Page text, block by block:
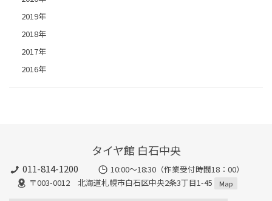
2019年
2018年
2017年
2016年
タイヤ館 白石中央
011-814-1200
10:00～18:30（作業受付時間18：00）
〒003-0012 北海道札幌市白石区中央2条3丁目1-45
Map